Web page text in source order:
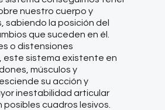
nuestro cuerpo y
sabiendo la posición del
que suceden en él.
o distensiones
este sistema existente en
músculos y
su acción y
inestabilidad articular
cuadros lesivos.